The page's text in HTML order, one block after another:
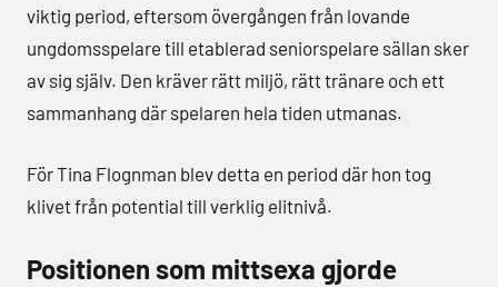
viktig period, eftersom övergången från lovande
ungdomsspelare till etablerad seniorspelare sällan sker
av sig själv. Den kräver rätt miljö, rätt tränare och ett
sammanhang där spelaren hela tiden utmanas.
För Tina Flognman blev detta en period där hon tog
klivet från potential till verklig elitnivå.
Positionen som mittsexa gjorde